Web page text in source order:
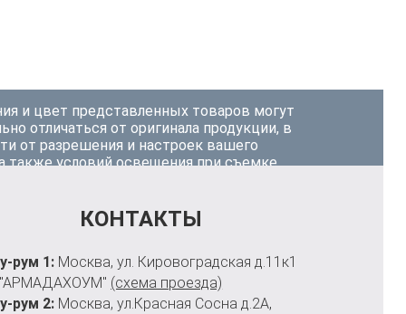
и цвет представленных товаров могут
отличаться от оригинала продукции, в
от разрешения и настроек вашего
также условий освещения при съемке.
КОНТАКТЫ
рум 1: Москва, ул. Кировоградская д.11к1
(схема проезда)
рум 2: Москва, ул.Красная Сосна д.2А,